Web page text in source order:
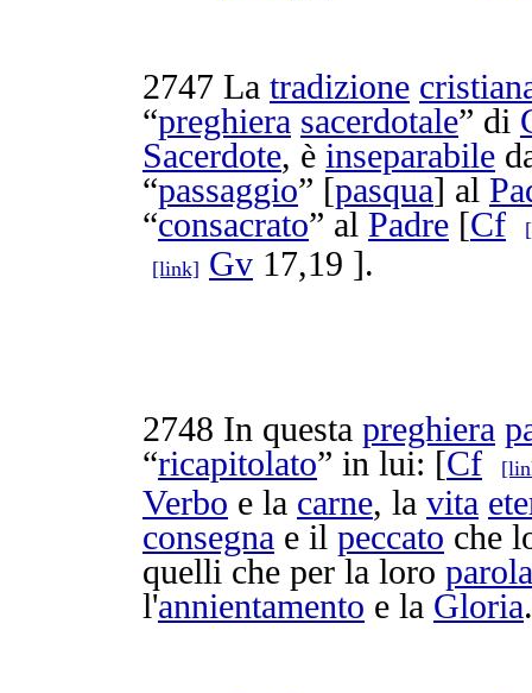
2747 La tradizione
“preghiera sacerdotale” di
Sacerdote, è inseparabile
“passaggio” [pasqua] al
“consacrato” al Padre [Cf
[link] Gv 17,19 ].
2748 In questa preghiera
“ricapitolato” in lui: [Cf
Verbo e la carne, la vita
consegna e il peccato che
quelli che per la loro parola
l'annientamento e la Gloria